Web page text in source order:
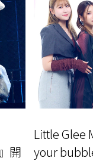
開
Little Glee
your